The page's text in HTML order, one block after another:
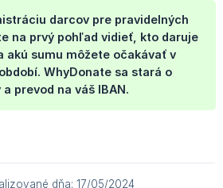
darcov pre pravidelných
na prvý pohľad vidieť, kto daruje
akú sumu môžete očakávať v
WhyDonate sa stará o
prevod na váš IBAN.
dňa: 17/05/2024